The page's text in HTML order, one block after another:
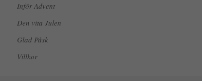
Inför Advent
Den vita Julen
Glad Påsk
Villkor